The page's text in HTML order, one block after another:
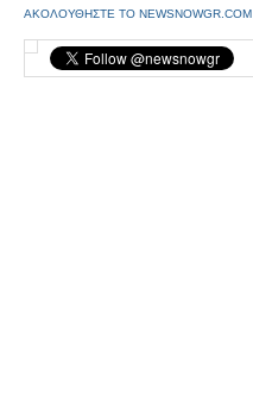
ΑΚΟΛΟΥΘΗΣΤΕ ΤΟ NEWSNOWGR.COM